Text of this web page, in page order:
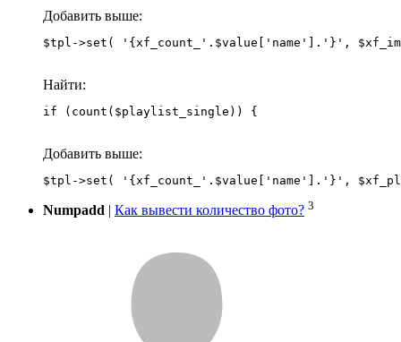
Добавить выше:
Найти:
if (count($playlist_single)) {
Добавить выше:
Numpadd | Как вывести количество фото? 3